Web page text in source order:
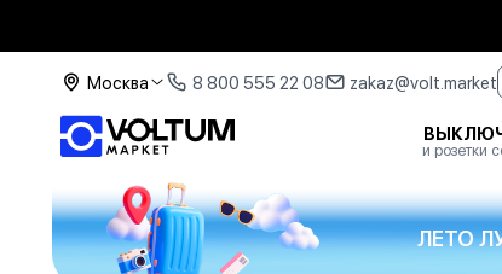
Москва 8 800 555 22 08 zakaz@volt.market
и розетки
ЛЕТО